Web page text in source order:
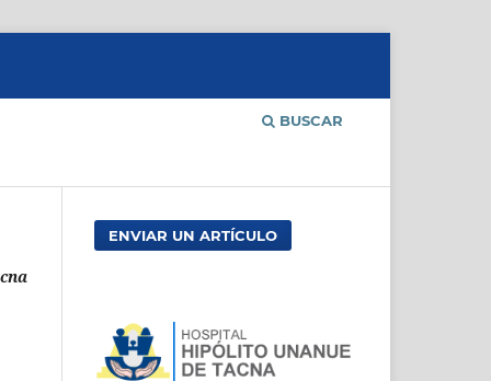
BUSCAR
ENVIAR UN ARTÍCULO